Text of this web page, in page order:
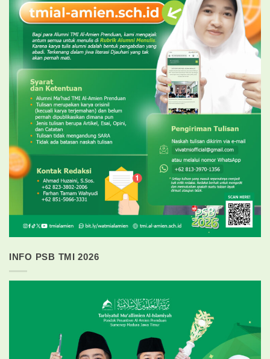
INFO PSB TMI 2026